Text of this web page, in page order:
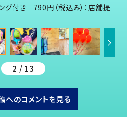
ング付き 790円（税込み）：店舗提
2 / 13
へのコメントを見る